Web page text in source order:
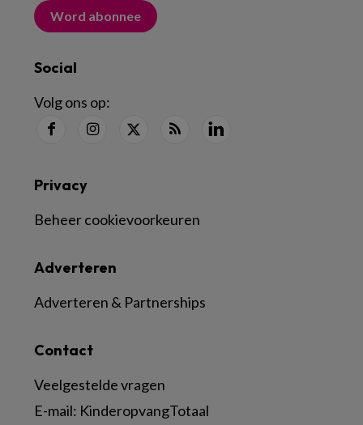
Word abonnee
Social
Volg ons op:
Contact
Veelgestelde vragen
E-mail: KinderopvangTotaal
Adverteren
Adverteren & Partnerships
Privacy
Beheer cookievoorkeuren